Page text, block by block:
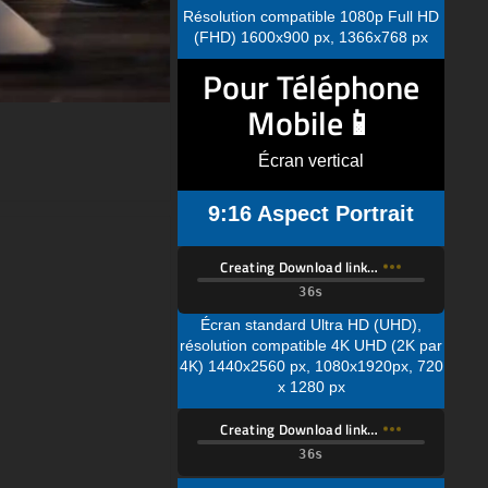
Pour Téléphone
Mobile📱
Écran vertical
9:16 Aspect Portrait
Creating Download link…
résolution compatible 4K UHD (2K par
4K) 1440x2560 px, 1080x1920px, 720
Creating Download link…
Résolution d'affichage standard Quad
720 x 1280 px
Creating Download link…